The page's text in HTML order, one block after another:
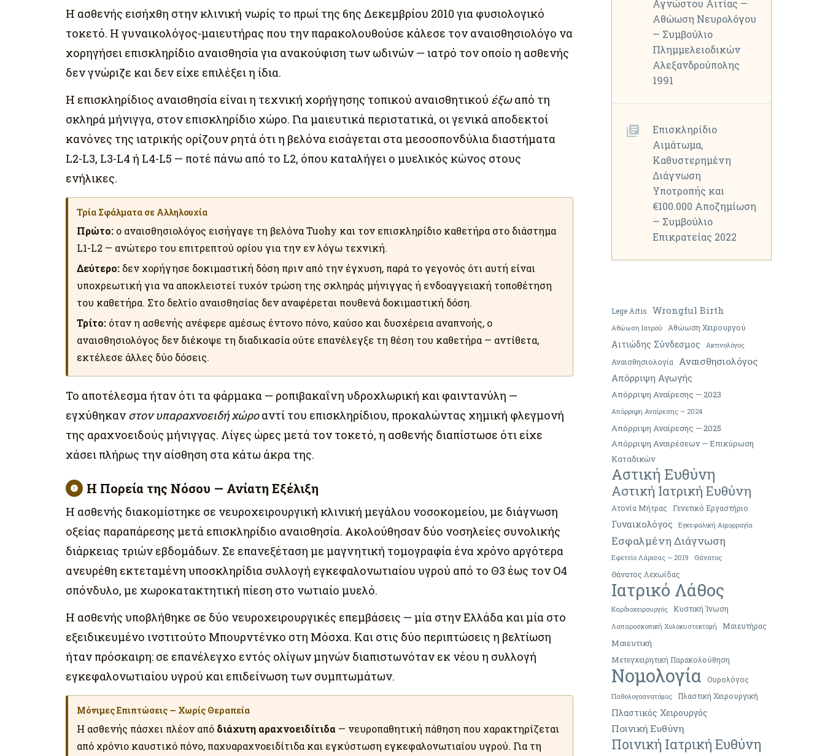
Η ασθενής εισήχθη στην κλινική νωρίς το πρωί της 6ης Δεκεμβρίου 2010 για φυσιολογικό
τοκετό. Η γυναικολόγος-μαιευτήρας που την παρακολουθούσε κάλεσε τον αναισθησιολόγο να
χορηγήσει επισκληρίδιο αναισθησία για ανακούφιση των ωδινών — ιατρό τον οποίο η ασθενής
δεν γνώριζε και δεν είχε επιλέξει η ίδια.
Η επισκληρίδιος αναισθησία είναι η τεχνική χορήγησης τοπικού αναισθητικού έξωαπό τη
σκληρά μήνιγγα, στον επισκληρίδιο χώρο. Για μαιευτικά περιστατικά, οι γενικά αποδεκτοί
κανόνες της ιατρικής ορίζουν ρητά ότι η βελόνα εισάγεται στα μεσοσπονδύλια διαστήματα
L2-L3, L3-L4 ή L4-L5 — ποτέ πάνω από το L2, όπου καταλήγει ο μυελικός κώνος στους
ενήλικες.
Τρία Σφάλματα σε Αλληλουχία
Πρώτο: ο αναισθησιολόγος εισήγαγε τη βελόνα Tuohy και τον επισκληρίδιο καθετήρα στο διάστημα
L1-L2 — ανώτερο του επιτρεπτού ορίου για την εν λόγω τεχνική.
Δεύτερο: δεν χορήγησε δοκιμαστική δόση πριν από την έγχυση, παρά το γεγονός ότι αυτή είναι
υποχρεωτική για να αποκλειστεί τυχόν τρώση της σκληράς μήνιγγας ή ενδοαγγειακή τοποθέτηση
του καθετήρα. Στο δελτίο αναισθησίας δεν αναφέρεται πουθενά δοκιμαστική δόση.
Τρίτο: όταν η ασθενής ανέφερε αμέσως έντονο πόνο, καύσο και δυσχέρεια αναπνοής, ο
αναισθησιολόγος δεν διέκοψε τη διαδικασία ούτε επανέλεγξε τη θέση του καθετήρα — αντίθετα,
εκτέλεσε άλλες δύο δόσεις.
Το αποτέλεσμα ήταν ότι τα φάρμακα — ροπιβακαΐνη υδροχλωρική και φαιντανύλη —
εγχύθηκαν στον υπαραχνοειδή χώροαντί του επισκληρίδιου, προκαλώντας χημική φλεγμονή
της αραχνοειδούς μήνιγγας. Λίγες ώρες μετά τον τοκετό, η ασθενής διαπίστωσε ότι είχε
χάσει πλήρως την αίσθηση στα κάτω άκρα της.
Η Πορεία της Νόσου — Ανίατη Εξέλιξη
Η ασθενής διακομίστηκε σε νευροχειρουργική κλινική μεγάλου νοσοκομείου, με διάγνωση
οξείας παραπάρεσης μετά επισκληρίδιο αναισθησία. Ακολούθησαν δύο νοσηλείες συνολικής
διάρκειας τριών εβδομάδων. Σε επανεξέταση με μαγνητική τομογραφία ένα χρόνο αργότερα
ανευρέθη εκτεταμένη υποσκληρίδια συλλογή εγκεφαλονωτιαίου υγρού από το Θ3 έως τον Ο4
σπόνδυλο, με χωροκατακτητική πίεση στο νωτιαίο μυελό.
Η ασθενής υποβλήθηκε σε δύο νευροχειρουργικές επεμβάσεις — μία στην Ελλάδα και μία στο
εξειδικευμένο ινστιτούτο Μπουρντένκο στη Μόσχα. Και στις δύο περιπτώσεις η βελτίωση
ήταν πρόσκαιρη: σε επανέλεγχο εντός ολίγων μηνών διαπιστωνόταν εκ νέου η συλλογή
εγκεφαλονωτιαίου υγρού και επιδείνωση των συμπτωμάτων.
Μόνιμες Επιπτώσεις — Χωρίς Θεραπεία
Η ασθενής πάσχει πλέον από διάχυτη αραχνοειδίτιδα — νευροπαθητική πάθηση που χαρακτηρίζεται
από χρόνιο καυστικό πόνο, παχυαραχνοειδίτιδα και εγκύστωση εγκεφαλονωτιαίου υγρού. Για τη
Αγνώστου Αιτίας —
Αθώωση Νευρολόγου
— Συμβούλιο
Πλημμελειοδικών
Αλεξανδρούπολης
1991
Επισκληρίδιο
Αιμάτωμα,
Καθυστερημένη
Διάγνωση
Υποτροπής και
€100.000 Αποζημίωση
— Συμβούλιο
Επικρατείας 2022
Lege Artis Wrongful Birth
Αθώωση Ιατρού Αθώωση Χειρουργού
Αιτιώδης Σύνδεσμος Ακτινολόγος
Αναισθησιολογία
Αναισθησιολόγος
Απόρριψη Αγωγής
Απόρριψη Αναίρεσης — 2023
Απόρριψη Αναίρεσης — 2024
Απόρριψη Αναίρεσης — 2025
Απόρριψη Αναιρέσεων — Επικύρωση
Καταδικών
Αστική Ευθύνη
Αστική Ιατρική Ευθύνη
Ατονία Μήτρας Γενετικό Εργαστήριο
Γυναικολόγος Εγκεφαλική Αιμορραγία
Εσφαλμένη Διάγνωση
Εφετείο Λάρισας — 2019 Θάνατος
Θάνατος Λεχωίδας
Ιατρικό Λάθος
Καρδιοχειρουργός Κυστική Ίνωση
Λαπαροσκοπική Χολοκυστεκτομή Μαιευτήρας
Μαιευτική
Μετεγχειρητική Παρακολούθηση
Νομολογία Ουρολόγος
Παθολογοανατόμος Πλαστική Χειρουργική
Πλαστικός Χειρουργός
Ποινική Ευθύνη
Ποινική Ιατρική Ευθύνη